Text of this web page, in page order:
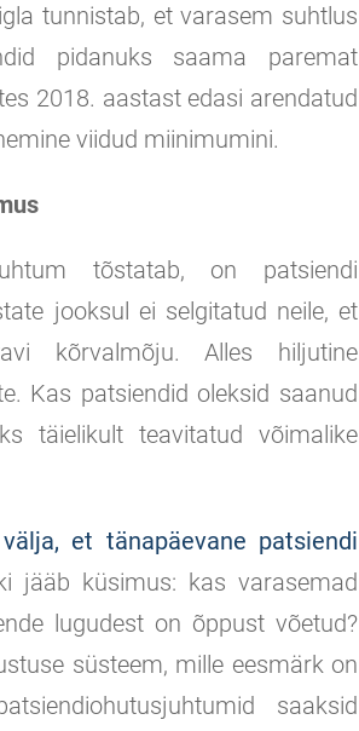
tunnistab, et varasem suhtlus
pidanuks saama paremat
2018. aastast edasi arendatud
viidud miinimumini.
tõstatab, on patsiendi
jooksul ei selgitatud neile, et
kõrvalmõju. Alles hiljutine
Kas patsiendid oleksid saanud
täielikult teavitatud võimalike
et tänapäevane patsiendi
jääb küsimus: kas varasemad
lugudest on õppust võetud?
süsteem, mille eesmärk on
saaksid